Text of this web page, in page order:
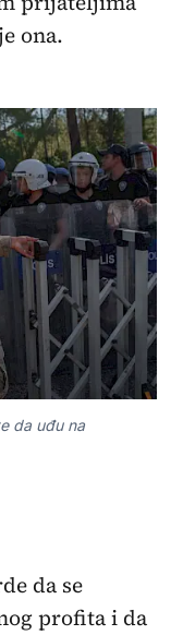
ona.
da uđu na
da se
profita i da